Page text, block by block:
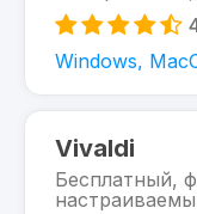
Windows,
Vivaldi
Бесплатный,